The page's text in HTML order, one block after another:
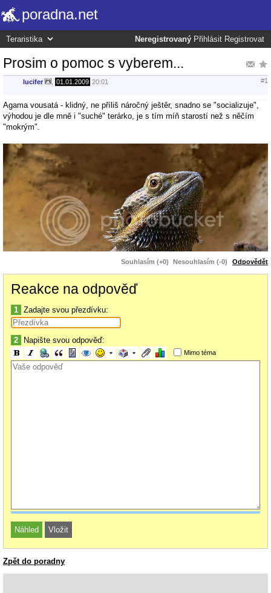
poradna.net
Neregistrovaný Přihlásit Registrovat
Prosim o pomoc s vyberem...
lucifer 01.01.2009 20:01 #1
Agama vousatá - klidný, ne příliš náročný ještěr, snadno se "socializuje",
výhodou je dle mně i "suché" terárko, je s tím míň starostí než s něčím
"mokrým".
Souhlasím (+0) Nesouhlasím (-0) Odpovědět
Reakce na odpověď
1 Zadajte svou přezdívku:
2 Napište svou odpověď:
Mimo téma
Zpět do poradny